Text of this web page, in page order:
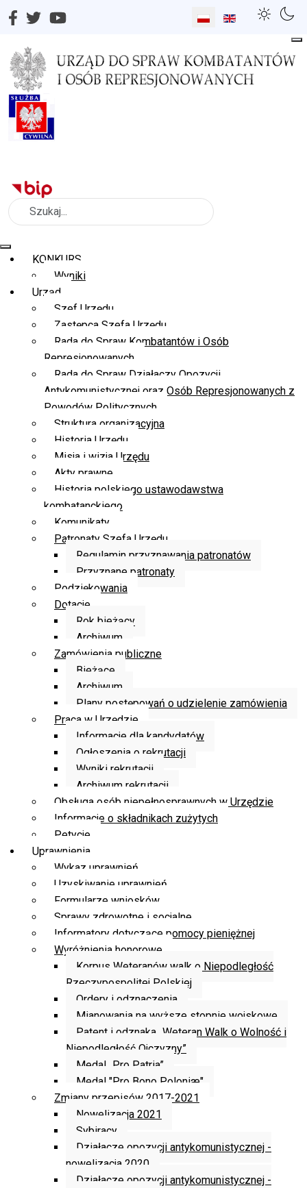
Wybierz swój język
Szukaj
KONKURS
Wyniki
Urząd
Szef Urzędu
Zastępca Szefa Urzędu
Rada do Spraw Kombatantów i Osób
Represjonowanych
Rada do Spraw Działaczy Opozycji
Antykomunistycznej oraz Osób Represjonowanych z
Powodów Politycznych
Struktura organizacyjna
Historia Urzędu
Misja i wizja Urzędu
Akty prawne
Historia polskiego ustawodawstwa
kombatanckiego
Komunikaty
Patronaty Szefa Urzędu
Regulamin przyznawania patronatów
Przyznane patronaty
Podziękowania
Dotacje
Rok bieżący
Archiwum
Zamówienia publiczne
Bieżące
Archiwum
Plany postępowań o udzielenie zamówienia
Praca w Urzędzie
Informacje dla kandydatów
Ogłoszenia o rekrutacji
Wyniki rekrutacji
Archiwum rekrutacji
Obsługa osób niepełnosprawnych w Urzędzie
Informacje o składnikach zużytych
Petycje
Uprawnienia
Wykaz uprawnień
Uzyskiwanie uprawnień
Formularze wniosków
Sprawy zdrowotne i socjalne
Informatory dotyczące pomocy pieniężnej
Wyróżnienia honorowe
Korpus Weteranów walk o Niepodległość
Rzeczypospolitej Polskiej
Ordery i odznaczenia
Mianowania na wyższe stopnie wojskowe
Patent i odznaka „Weteran Walk o Wolność i
Niepodległość Ojczyzny”
Medal „Pro Patria”
Medal "Pro Bono Poloniæ"
Zmiany przepisów 2017-2021
Nowelizacja 2021
Sybiracy
Działacze opozycji antykomunistycznej -
nowelizacja 2020
Działacze opozycji antykomunistycznej -